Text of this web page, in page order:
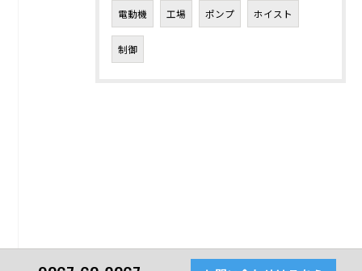
電動機 工場 ポンプ ホイスト
制御